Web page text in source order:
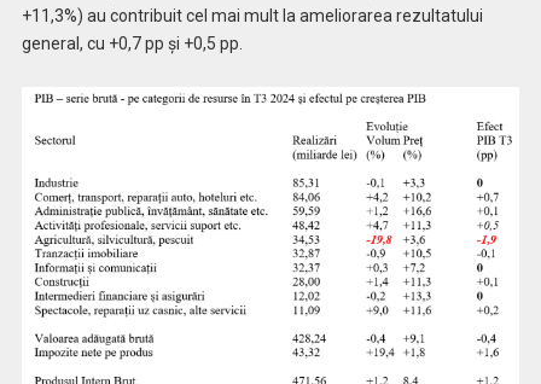
+11,3%) au contribuit cel mai mult la ameliorarea rezultatului
general, cu +0,7 pp și +0,5 pp.